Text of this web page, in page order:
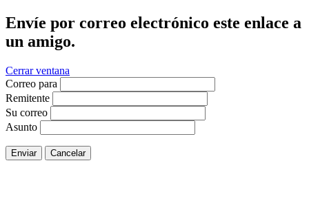
Envíe por correo electrónico este enlace a
un amigo.
Cerrar ventana
Correo para
Remitente
Su correo
Asunto
Enviar Cancelar